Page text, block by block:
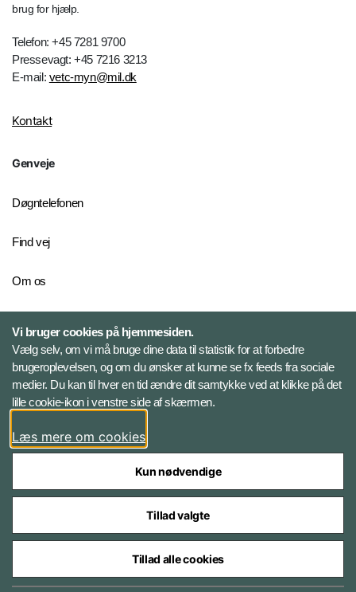
brug for hjælp.
Telefon: +45 7281 9700
Pressevagt: +45 7216 3213
E-mail: vetc-myn@mil.dk
Kontakt
Genveje
Døgntelefonen
Find vej
Om os
Følg Veterancentret
Facebook
Styrelser og myndigheder under Forsvarsministeriet
Vi bruger cookies på hjemmesiden.
Vælg selv, om vi må bruge dine data til statistik for at forbedre
brugeroplevelsen, og om du ønsker at kunne se fx feeds fra sociale
medier. Du kan til hver en tid ændre dit samtykke ved at klikke på det
lille cookie-ikon i venstre side af skærmen.
Læs mere om cookies
Kun nødvendige
Tillad valgte
Tillad alle cookies